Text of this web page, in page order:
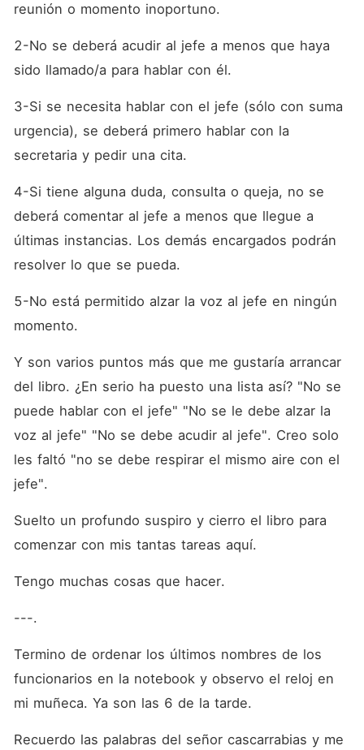
reunión o momento inoportuno.
2-No se deberá acudir al jefe a menos que haya
sido llamado/a para hablar con él.
3-Si se necesita hablar con el jefe (sólo con suma
urgencia), se deberá primero hablar con la
secretaria y pedir una cita.
4-Si tiene alguna duda, consulta o queja, no se
deberá comentar al jefe a menos que llegue a
últimas instancias. Los demás encargados podrán
resolver lo que se pueda.
5-No está permitido alzar la voz al jefe en ningún
momento.
Y son varios puntos más que me gustaría arrancar
del libro. ¿En serio ha puesto una lista así? "No se
puede hablar con el jefe" "No se le debe alzar la
voz al jefe" "No se debe acudir al jefe". Creo solo
les faltó "no se debe respirar el mismo aire con el
jefe".
Suelto un profundo suspiro y cierro el libro para
comenzar con mis tantas tareas aquí.
Tengo muchas cosas que hacer.
---.
Termino de ordenar los últimos nombres de los
funcionarios en la notebook y observo el reloj en
mi muñeca. Ya son las 6 de la tarde.
Recuerdo las palabras del señor cascarrabias y me